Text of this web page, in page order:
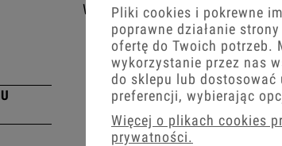
Włączniki ecru Ospel
Sonata
Pliki cookies i pokrewne
poprawne działanie
ofertę do Twoich potrzeb.
wykorzystanie przez nas
do sklepu lub
preferencji, wybierając
Więcej o plikach cookies
prywatności.